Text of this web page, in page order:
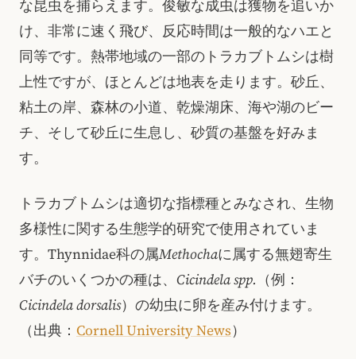
な昆虫を捕らえます。俊敏な成虫は獲物を追いか
け、非常に速く飛び、反応時間は一般的なハエと
同等です。熱帯地域の一部のトラカブトムシは樹
上性ですが、ほとんどは地表を走ります。砂丘、
粘土の岸、森林の小道、乾燥湖床、海や湖のビー
チ、そして砂丘に生息し、砂質の基盤を好みま
す。
トラカブトムシは適切な指標種とみなされ、生物
多様性に関する生態学的研究で使用されていま
す。Thynnidae科の属Methochaに属する無翅寄生
バチのいくつかの種は、 Cicindela spp. （例：
Cicindela dorsalis）の幼虫に卵を産み付けます。
（出典： Cornell University News）